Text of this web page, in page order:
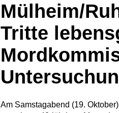
Mülheim/
Tritte
Am Samstagabend (19.